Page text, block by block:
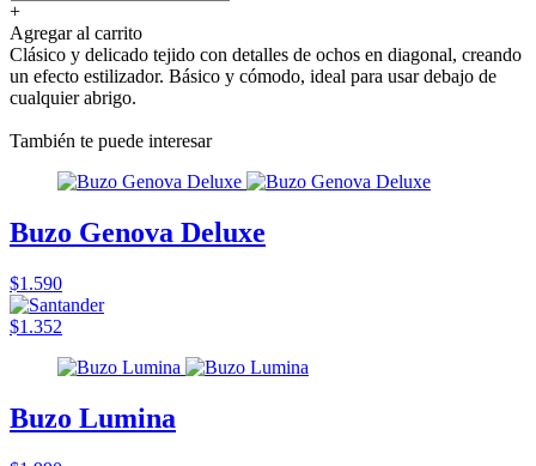
+
Agregar al carrito
Clásico y delicado tejido con detalles de ochos en diagonal, creando
un efecto estilizador. Básico y cómodo, ideal para usar debajo de
cualquier abrigo.
También te puede interesar
Buzo Genova Deluxe
$1.590
$1.352
Buzo Lumina